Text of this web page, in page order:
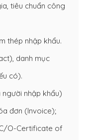
tiêu chuẩn công
thép nhập khẩu.
danh mục
có).
nhập khẩu)
đơn (Invoice);
O-Certificate of